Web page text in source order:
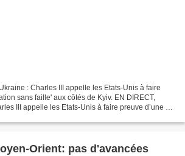
: Charles III appelle les Etats-Unis à faire
sans faille' aux côtés de Kyiv. EN DIRECT,
III appelle les Etats-Unis à faire preuve d’une «
Orient: pas d'avancées